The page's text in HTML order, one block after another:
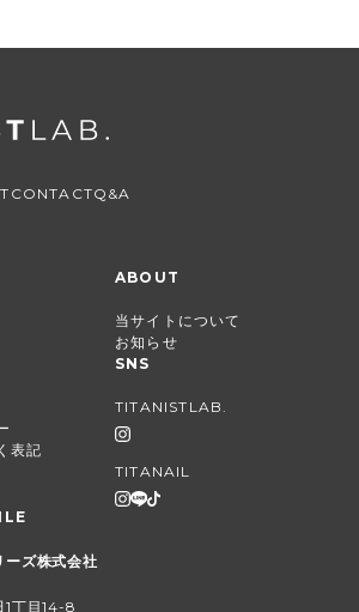
CONTACTQ&A
ABOUT
当サイトについて
お知らせ
表記
SNS
TITANISTLAB.
TITANAIL
ーズ株式会社
1丁目14-8